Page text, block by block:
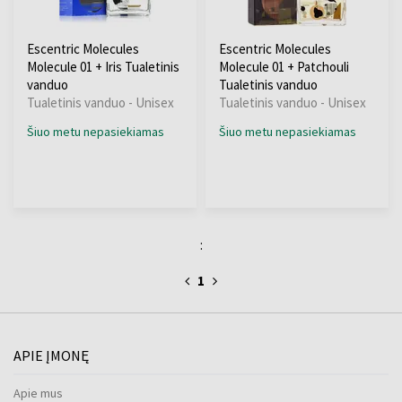
Escentric Molecules
Molecule 01 + Iris Tualetinis
vanduo
Tualetinis vanduo - Unisex
Šiuo metu nepasiekiamas
Escentric Molecules
Molecule 01 + Patchouli
Tualetinis vanduo
Tualetinis vanduo - Unisex
Šiuo metu nepasiekiamas
:
1
APIE ĮMONĘ
Apie mus